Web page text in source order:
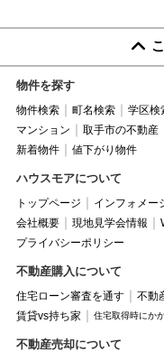
物件を探す
物件検索 町名検索 学区検
マンション
取手市の不動産
新着物件
値下がり物件
ハウスモアについて
トップページ インフォメー
会社概要
現地見学会情報
プライバシーポリシー
不動産購入について
住宅ローン審査を通す 不動
賃貸vs持ち家
住宅取得時にか
不動産売却について